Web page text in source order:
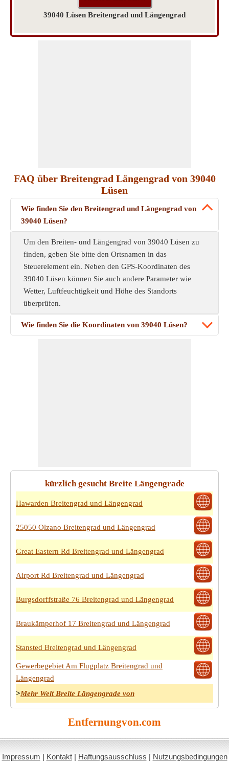
39040 Lüsen Breitengrad und Längengrad
FAQ über Breitengrad Längengrad von 39040
Lüsen
Wie finden Sie den Breitengrad und Längengrad von
39040 Lüsen?
Um den Breiten- und Längengrad von 39040 Lüsen zu
finden, geben Sie bitte den Ortsnamen in das
Steuerelement ein. Neben den GPS-Koordinaten des
39040 Lüsen können Sie auch andere Parameter wie
Wetter, Luftfeuchtigkeit und Höhe des Standorts
überprüfen.
Wie finden Sie die Koordinaten von 39040 Lüsen?
kürzlich gesucht Breite Längengrade
Hawarden Breitengrad und Längengrad
25050 Olzano Breitengrad und Längengrad
Great Eastern Rd Breitengrad und Längengrad
Airport Rd Breitengrad und Längengrad
Burgsdorffstraße 76 Breitengrad und Längengrad
Braukämperhof 17 Breitengrad und Längengrad
Stansted Breitengrad und Längengrad
Gewerbegebiet Am Flugplatz Breitengrad und
Längengrad
>Mehr Welt Breite Längengrade von
Entfernungvon.com
Impressum | Kontakt| Haftungsausschluss | Nutzungsbedingungen